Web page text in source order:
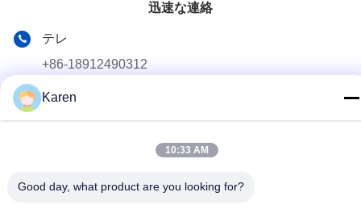
迅速な連絡
テレ
+86-18912490312
電子メール
karenyang@wxszzd.com
ノロジー開発の地帯、ウーシー
Karen
10:33 AM
Good day, what product are you looking for?